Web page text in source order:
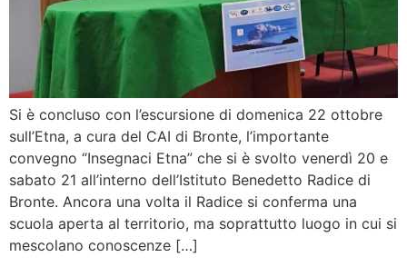
Si è concluso con l’escursione di domenica 22 ottobre
sull’Etna, a cura del CAI di Bronte, l’importante
convegno “Insegnaci Etna” che si è svolto venerdì 20 e
sabato 21 all’interno dell’Istituto Benedetto Radice di
Bronte. Ancora una volta il Radice si conferma una
scuola aperta al territorio, ma soprattutto luogo in cui si
mescolano conoscenze […]